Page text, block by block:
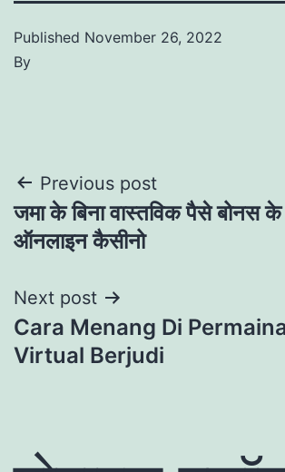
Published November 26, 2022
By
Post
navigation
Previous post
जमा के बिना वास्तविक पैसे बोनस
ऑनलाइन कैसीनो
Next post
Cara Menang Di
Virtual Berjudi